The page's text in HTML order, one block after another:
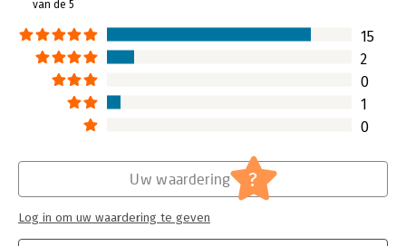
van de 5
15
2
0
1
0
Uw waardering ?
Log in om uw waardering te geven